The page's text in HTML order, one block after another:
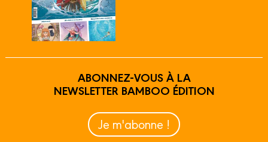
ABONNEZ-VOUS À LA
NEWSLETTER BAMBOO ÉDITION
Je m'abonne !